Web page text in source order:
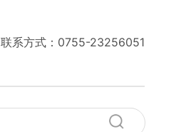
联系方式：0755-23256051